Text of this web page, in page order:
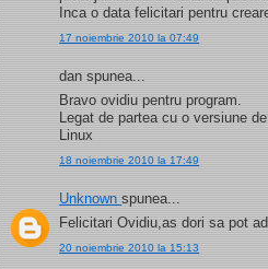
Inca o data felicitari pentru
17 noiembrie 2010 la 07:49
dan spunea...
Bravo ovidiu pentru program.
Legat de partea cu o versiune
Linux
18 noiembrie 2010 la 17:49
Unknownspunea...
Felicitari Ovidiu,as dori sa pot
20 noiembrie 2010 la 15:13